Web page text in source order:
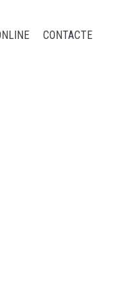
CONTACTE